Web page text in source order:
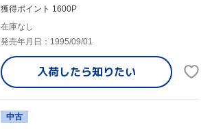
獲得ポイント 1600P
在庫なし
発売年月日：1995/09/01
入荷したら知りたい
中古